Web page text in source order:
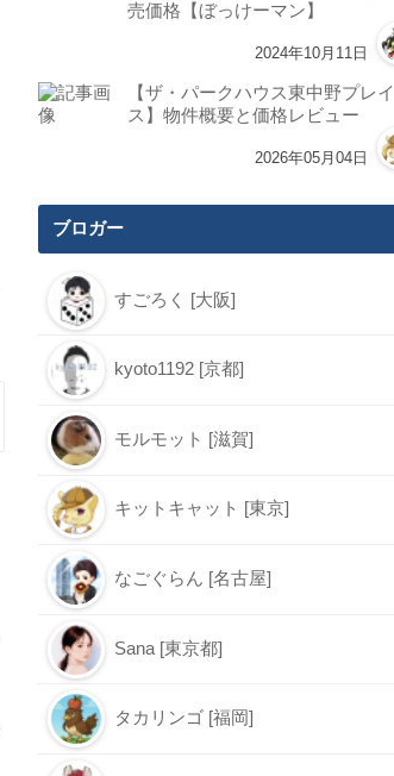
売価格【ぼっけーマン】
2024年10月11日
【ザ・パークハウス東中野プレイ
ス】物件概要と価格レビュー
2026年05月04日
ブロガー
すごろく [大阪]
kyoto1192 [京都]
モルモット [滋賀]
キットキャット [東京]
なごぐらん [名古屋]
Sana [東京都]
タカリンゴ [福岡]